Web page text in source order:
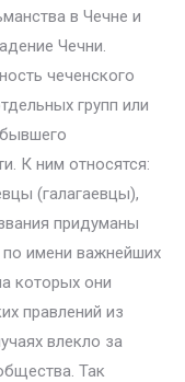
в Чечне и
Чечни.
чеченского
групп или
К ним относятся:
(галагаевцы),
придуманы
имени важнейших
которых они
правлений из
влекло за
Так